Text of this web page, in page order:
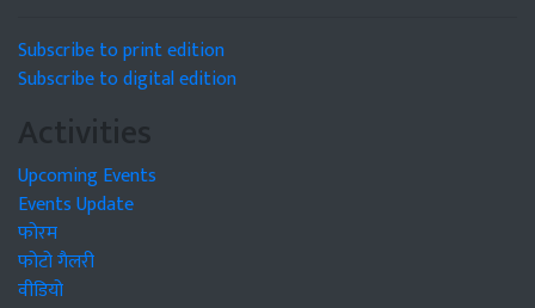
Subscribe to print edition
Subscribe to digital edition
Activities
Upcoming Events
Events Update
फोरम
फोटो गैलरी
वीडियो